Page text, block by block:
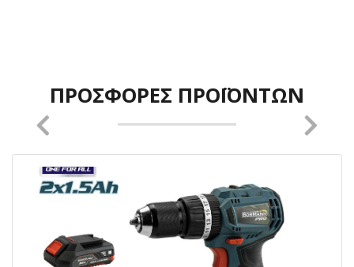
ΠΡΟΣΦΟΡΈΣ ΠΡΟΪΌΝΤΩΝ